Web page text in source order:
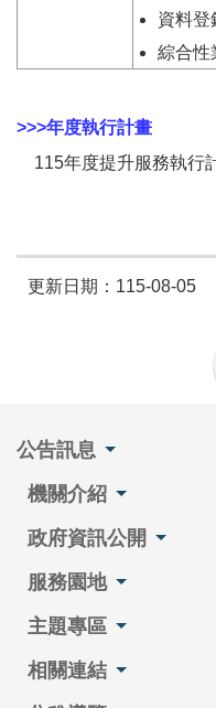
資料登
綜合性
>>>年度執行計畫
115年度提升服務執行
更新日期：115-08-05
公告訊息
機關介紹
政府資訊公開
服務園地
主題專區
相關連結